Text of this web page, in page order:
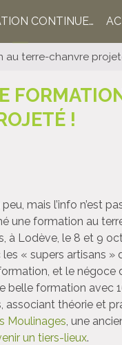
CONTINUE…
au terre-chanvre
!
mais l’info n’est
une formation au
à Lodève, le 8 et 9
« supers artisans »
et le négoce
belle formation avec
théorie et
Moulinages , une
un tiers-lieux.